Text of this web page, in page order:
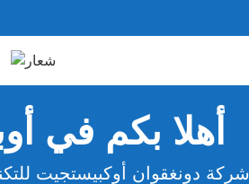
أهلا بكم في
شركة دونغقوان أوكبيستجيت